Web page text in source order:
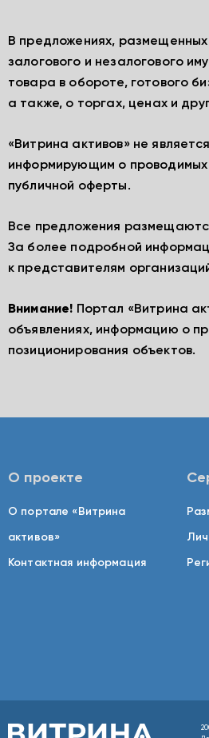
В предложениях,
залогового и незалогового
товара в обороте, готового
а также, о торгах, ценах и
«Витрина активов» не
информирующим о
публичной оферты.
Все предложения
За более подробной
к представителям
Внимание! Портал «Витрина
объявлениях, информацию о
позиционирования объектов.
О проекте
О портале «Витрина
активов»
Контактная информация